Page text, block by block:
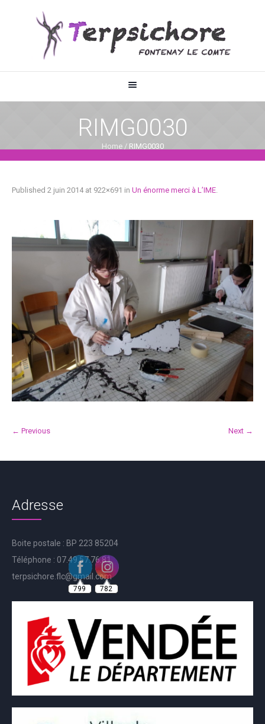
RIMG0030
Home / RIMG0030
Published 2 juin 2014at 922×691 in Un énorme merci à L’IME.
← Previous Next →
Adresse
Boite postale : BP 223 85204
Téléphone : 07.49.57.76.81
terpsichore.flc@gmail.com
799 782